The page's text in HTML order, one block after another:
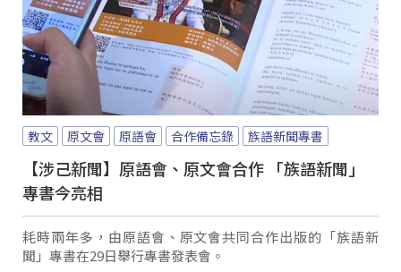
教文 原文會 原語會 合作備忘錄 族語新聞專書
【涉己新聞】原語會、原文會合作 「族語新聞」
專書今亮相
耗時兩年多，由原語會、原文會共同合作出版的「族語新
聞」專書在29日舉行專書發表會。